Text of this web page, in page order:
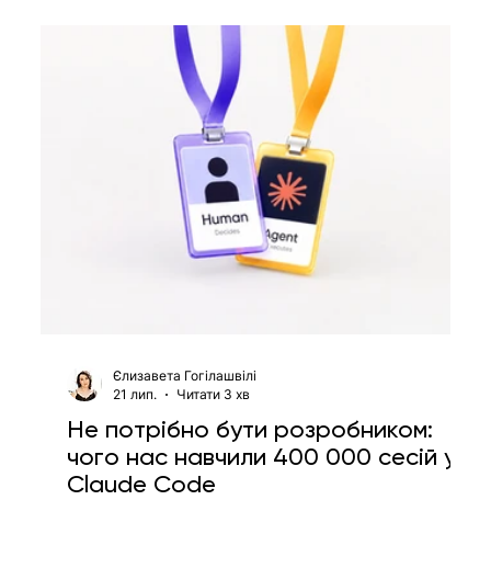
Не потрібно бути розробником:
чого нас навчили 400 000 сесій у
Claude Code
Єлизавета Гогілашвілі
21 лип.
Читати 3 хв